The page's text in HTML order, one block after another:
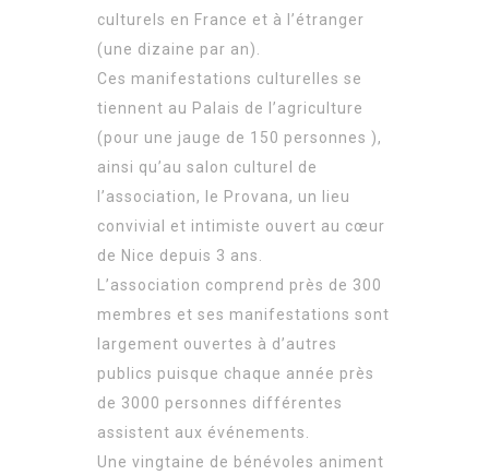
culturels en France et à l’étranger
(une dizaine par an).
Ces manifestations culturelles se
tiennent au Palais de l’agriculture
(pour une jauge de 150 personnes ),
ainsi qu’au salon culturel de
l’association, le Provana, un lieu
convivial et intimiste ouvert au cœur
de Nice depuis 3 ans.
L’association comprend près de 300
membres et ses manifestations sont
largement ouvertes à d’autres
publics puisque chaque année près
de 3000 personnes différentes
assistent aux événements.
Une vingtaine de bénévoles animent